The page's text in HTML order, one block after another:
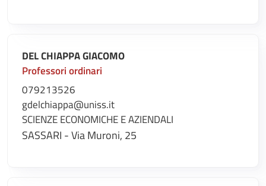
DEL CHIAPPA GIACOMO
Professori ordinari
079213526
gdelchiappa@uniss.it
SCIENZE ECONOMICHE E AZIENDALI
SASSARI - Via Muroni, 25